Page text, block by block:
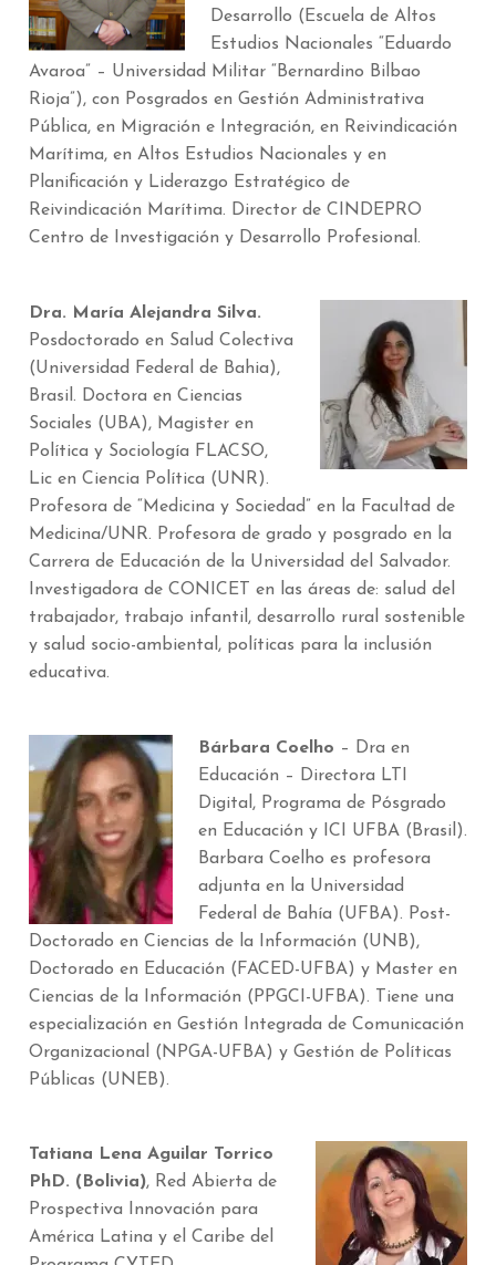
Desarrollo (Escuela de Altos
Estudios Nacionales “Eduardo
Avaroa” – Universidad Militar “Bernardino Bilbao
Rioja”), con Posgrados en Gestión Administrativa
Pública, en Migración e Integración, en Reivindicación
Marítima, en Altos Estudios Nacionales y en
Planificación y Liderazgo Estratégico de
Reivindicación Marítima. Director de CINDEPRO
Centro de Investigación y Desarrollo Profesional.
Dra. María Alejandra Silva.
Posdoctorado en Salud Colectiva
(Universidad Federal de Bahia),
Brasil. Doctora en Ciencias
Sociales (UBA), Magister en
Política y Sociología FLACSO,
Lic en Ciencia Política (UNR).
Profesora de “Medicina y Sociedad” en la Facultad de
Medicina/UNR. Profesora de grado y posgrado en la
Carrera de Educación de la Universidad del Salvador.
Investigadora de CONICET en las áreas de: salud del
trabajador, trabajo infantil, desarrollo rural sostenible
y salud socio-ambiental, políticas para la inclusión
educativa.
Bárbara Coelho – Dra en
Educación – Directora LTI
Digital, Programa de Pósgrado
en Educación y ICI UFBA (Brasil).
Barbara Coelho es profesora
adjunta en la Universidad
Federal de Bahía (UFBA). Post-
Doctorado en Ciencias de la Información (UNB),
Doctorado en Educación (FACED-UFBA) y Master en
Ciencias de la Información (PPGCI-UFBA). Tiene una
especialización en Gestión Integrada de Comunicación
Organizacional (NPGA-UFBA) y Gestión de Políticas
Públicas (UNEB).
Tatiana Lena Aguilar Torrico
PhD. (Bolivia), Red Abierta de
Prospectiva Innovación para
América Latina y el Caribe del